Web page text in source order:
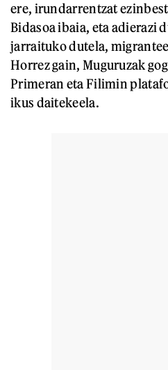
ere, irundarrentzat
Bidasoa ibaia, eta adierazi
jarraituko dutela,
Horrez gain, Muguruzak
Primeran eta Filimin
ikus daitekeela.